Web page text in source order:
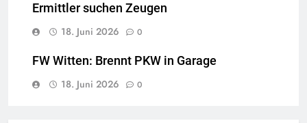
Ermittler suchen Zeugen
18. Juni 2026
0
FW Witten: Brennt PKW in Garage
18. Juni 2026
0